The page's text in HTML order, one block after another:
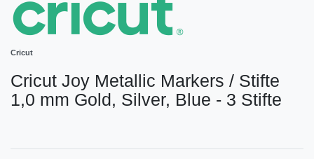
Cricut
Cricut Joy Metallic Markers / Stifte
1,0 mm Gold, Silver, Blue - 3 Stifte